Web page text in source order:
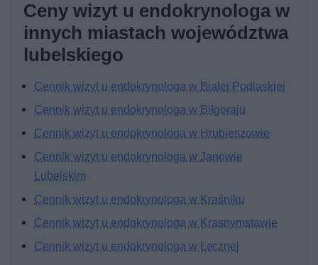
Ceny wizyt u endokrynologa w
innych miastach województwa
lubelskiego
Cennik wizyt u endokrynologa w Białej Podlaskiej
Cennik wizyt u endokrynologa w Biłgoraju
Cennik wizyt u endokrynologa w Hrubieszowie
Cennik wizyt u endokrynologa w Janowie
Lubelskim
Cennik wizyt u endokrynologa w Kraśniku
Cennik wizyt u endokrynologa w Krasnymstawie
Cennik wizyt u endokrynologa w Łęcznej